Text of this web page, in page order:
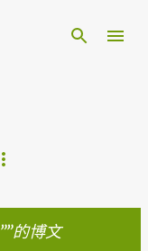
”的博文